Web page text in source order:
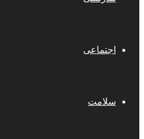
اجتماعی
سلامت